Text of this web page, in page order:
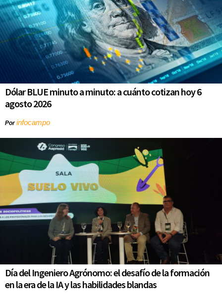
Dólar BLUE minuto a minuto: a cuánto cotizan hoy 6
agosto 2026
Porinfocampo
Día del Ingeniero Agrónomo: el desafío de la formación
en la era de la IA y las habilidades blandas